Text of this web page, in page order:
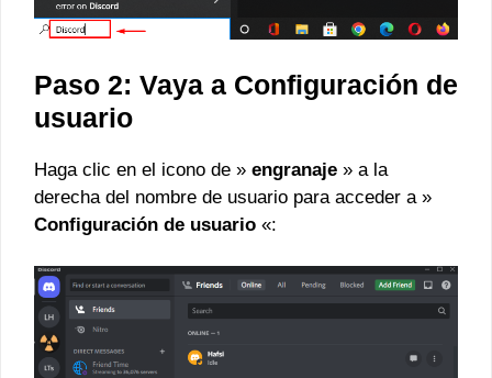
Paso 2: Vaya a Configuración de
usuario
Haga clic en el icono de » engranaje » a la
derecha del nombre de usuario para acceder a »
Configuración de usuario «: